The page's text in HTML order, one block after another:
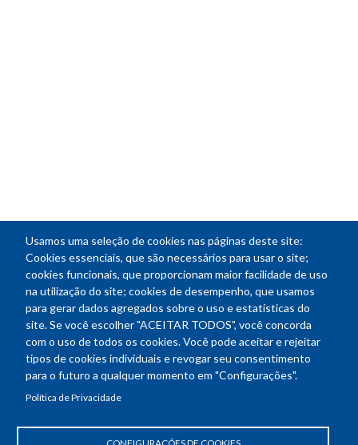
Usamos uma seleção de cookies nas páginas deste site:
Cookies essenciais, que são necessários para usar o site;
cookies funcionais, que proporcionam maior facilidade de uso
na utilização do site; cookies de desempenho, que usamos
para gerar dados agregados sobre o uso e estatísticas do
site. Se você escolher "ACEITAR TODOS", você concorda
com o uso de todos os cookies. Você pode aceitar e rejeitar
tipos de cookies individuais e revogar seu consentimento
para o futuro a qualquer momento em "Configurações".
Política de Privacidade